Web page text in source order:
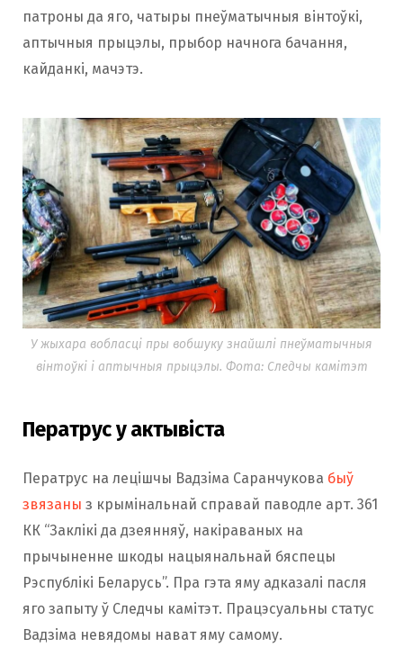
патроны да яго, чатыры пнеўматычныя вінтоўкі,
аптычныя прыцэлы, прыбор начнога бачання,
кайданкі, мачэтэ.
У жыхара вобласці пры вобшуку знайшлі пнеўматычныя
вінтоўкі і аптычныя прыцэлы. Фота: Следчы камітэт
Ператрус у актывіста
Ператрус на лецішчы Вадзіма Саранчукова быў
звязаны з крымінальнай справай паводле арт. 361
КК “Заклікі да дзеянняў, накіраваных на
прычыненне шкоды нацыянальнай бяспецы
Рэспублікі Беларусь”. Пра гэта яму адказалі пасля
яго запыту ў Следчы камітэт. Працэсуальны статус
Вадзіма невядомы нават яму самому.